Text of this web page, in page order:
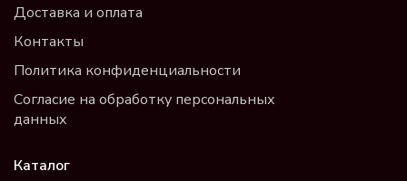
Доставка и оплата
Контакты
Политика конфиденциальности
Согласие на обработку персональных
данных
Каталог